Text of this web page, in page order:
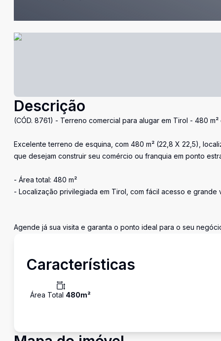
Descrição
(CÓD. 8761) - Terreno comercial para alugar em Tirol - 480 m²
Excelente terreno de esquina, com 480 m² (22,8 X 22,5),
que desejam construir seu comércio ou franquia em ponto
- Área total: 480 m²
- Localização privilegiada em Tirol, com fácil acesso e grande
Agende já sua visita e garanta o ponto ideal para o seu
Características
Área Total 480m²